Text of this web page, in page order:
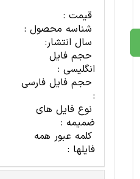
قیمت :
شناسه محصول :
سال انتشار:
حجم فایل
انگلیسی :
حجم فایل فارسی
:
نوع فایل های
ضمیمه :
کلمه عبور همه
فایلها :